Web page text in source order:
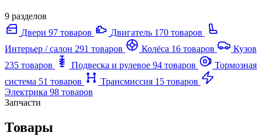
9 разделов
Двери 97 товаров Двигатель 170 товаров
Интерьер / салон 291 товаров Колёса 16 товаров
Кузов
235 товаров
Подвеска и рулевое 94 товаров
Тормозная
система 51 товаров Трансмиссия 15 товаров
Электрика 98 товаров
Запчасти
Товары